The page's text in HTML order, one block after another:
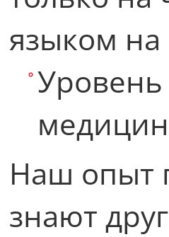
языком
Уровень
Наш опыт
знают